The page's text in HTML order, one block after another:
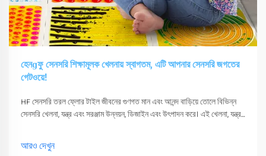
হেনɡফু সেনসরি শিক্ষামূলক খেলনায় স্বাগতম, এটি আপনার সেনসরি জগতের
গেটওয়ে!
HF সেনসরি তরল ফ্লোর টাইল জীবনের গুণগত মান এবং আনন্দ বাড়িয়ে তোলে বিভিন্ন
সেনসরি খেলনা, যন্ত্র এবং সরঞ্জাম উন্নয়ন, ডিজাইন এবং উৎপাদন করে। এই খেলনা, যন্ত্র
আরও দেখুন